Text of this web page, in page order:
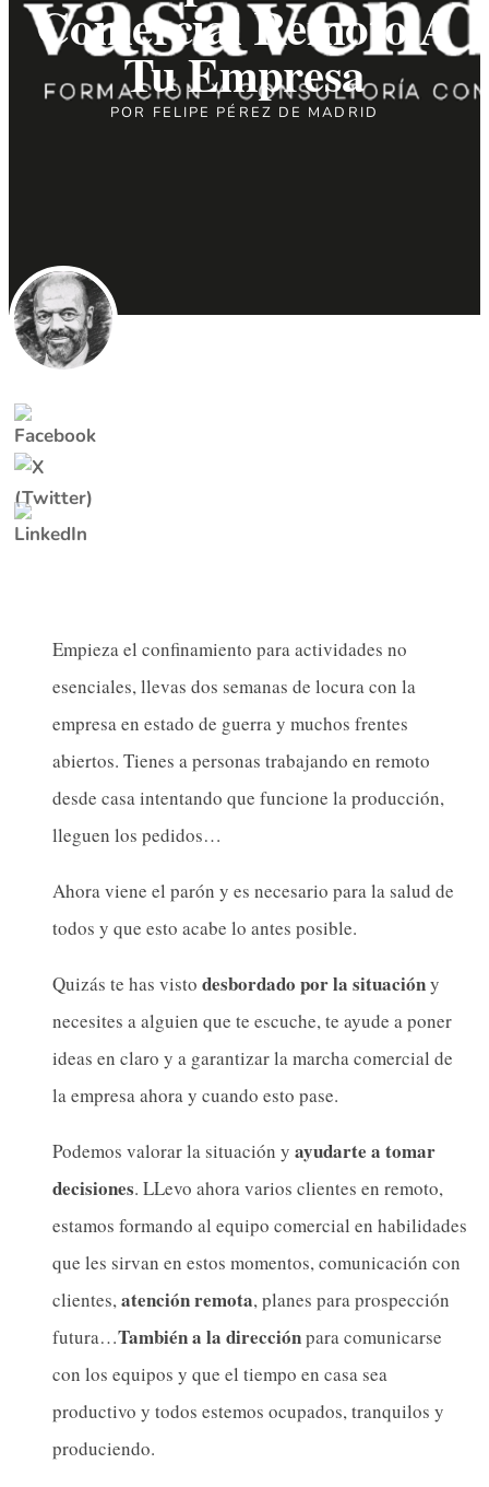
Comercial Remoto A
Tu Empresa
POR FELIPE PÉREZ DE MADRID
Empieza el confinamiento para actividades no
esenciales, llevas dos semanas de locura con la
empresa en estado de guerra y muchos frentes
abiertos. Tienes a personas trabajando en remoto
desde casa intentando que funcione la producción,
lleguen los pedidos…
Ahora viene el parón y es necesario para la salud de
todos y que esto acabe lo antes posible.
Quizás te has visto desbordado por la situacióny
necesites a alguien que te escuche, te ayude a poner
ideas en claro y a garantizar la marcha comercial de
la empresa ahora y cuando esto pase.
Podemos valorar la situación y ayudarte a tomar
decisiones. LLevo ahora varios clientes en remoto,
estamos formando al equipo comercial en habilidades
que les sirvan en estos momentos, comunicación con
clientes,atención remota, planes para prospección
futura…También a la direcciónpara comunicarse
con los equipos y que el tiempo en casa sea
productivo y todos estemos ocupados, tranquilos y
produciendo.